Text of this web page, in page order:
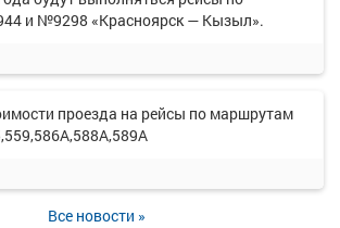
и №9298 «Красноярск — Кызыл».
проезда на рейсы по маршрутам
Все новости »